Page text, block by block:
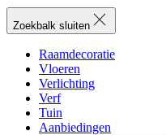
Zoekbalk sluiten
Raamdecoratie
Vloeren
Verlichting
Verf
Tuin
Aanbiedingen